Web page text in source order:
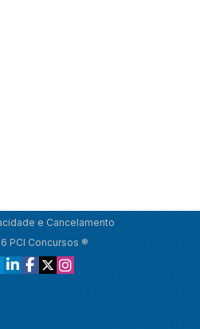
e Cancelamento
PCI Concursos ®